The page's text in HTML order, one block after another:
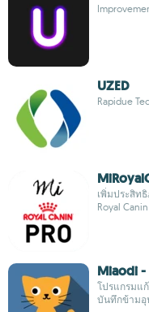
UZED
Rapidue
เพิ่มประสิท
Royal Canin
Miaodi
โปรแกรมแ
บันทึกข้าม